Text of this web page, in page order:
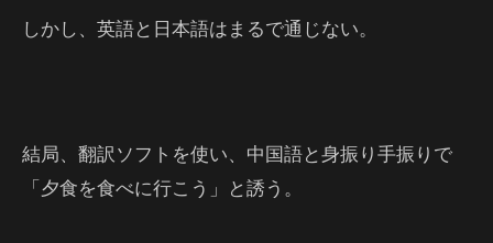
しかし、英語と日本語はまるで通じない。
結局、翻訳ソフトを使い、中国語と身振り手振りで
「夕食を食べに行こう」と誘う。